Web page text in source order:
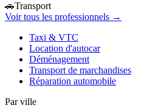
🚗Transport
Voir tous les professionnels →
Taxi & VTC
Location d'autocar
Déménagement
Transport de marchandises
Réparation automobile
Par ville